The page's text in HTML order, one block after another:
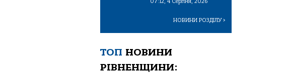
07:12, 4 Серпня, 2026
НОВИНИ РОЗДІЛУ>
ТОП НОВИНИ
РІВНЕНЩИНИ: